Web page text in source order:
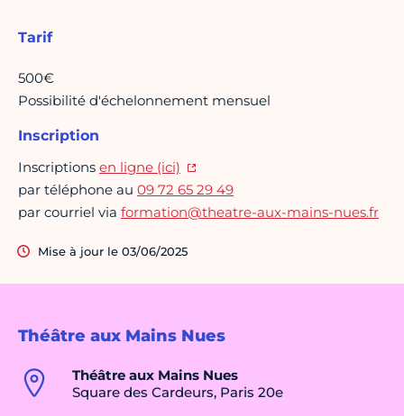
Théâtre aux Mains Nues
Théâtre aux Mains Nues
Square des Cardeurs, Paris 20e
Tarif
500€
Possibilité d'échelonnement mensuel
Inscription
Inscriptions en ligne (ici)
par téléphone au 09 72 65 29 49
par courriel via formation@theatre-aux-mains-nues.fr
Mise à jour le 03/06/2025